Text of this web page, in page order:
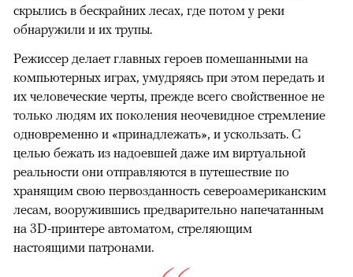
скрылись в бескрайних лесах, где потом у реки
обнаружили и их трупы.
Режиссер делает главных героев помешанными на
компьютерных играх, умудряясь при этом передать и
их человеческие черты, прежде всего свойственное не
только людям их поколения неочевидное стремление
одновременно и «принадлежать», и ускользать. С
целью бежать из надоевшей даже им виртуальной
реальности они отправляются в путешествие по
хранящим свою первозданность североамериканским
лесам, вооружившись предварительно напечатанным
на 3D-принтере автоматом, стреляющим
настоящими патронами.